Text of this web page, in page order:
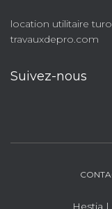
location utilitaire turo
travauxdepro.com
Suivez-nous
Hestia